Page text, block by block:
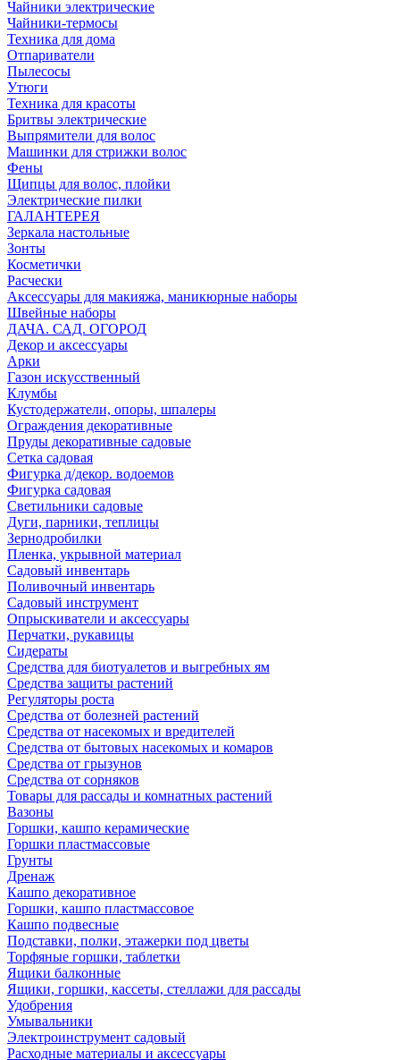
Чайники электрические
Чайники-термосы
Техника для дома
Отпариватели
Пылесосы
Утюги
Техника для красоты
Бритвы электрические
Выпрямители для волос
Машинки для стрижки волос
Фены
Щипцы для волос, плойки
Электрические пилки
ГАЛАНТЕРЕЯ
Зеркала настольные
Зонты
Косметички
Расчески
Аксессуары для макияжа, маникюрные наборы
Швейные наборы
ДАЧА. САД. ОГОРОД
Декор и аксессуары
Арки
Газон искусственный
Клумбы
Кустодержатели, опоры, шпалеры
Ограждения декоративные
Пруды декоративные садовые
Сетка садовая
Фигурка д/декор. водоемов
Фигурка садовая
Светильники садовые
Дуги, парники, теплицы
Зернодробилки
Пленка, укрывной материал
Садовый инвентарь
Поливочный инвентарь
Садовый инструмент
Опрыскиватели и аксессуары
Перчатки, рукавицы
Сидераты
Средства для биотуалетов и выгребных ям
Средства защиты растений
Регуляторы роста
Средства от болезней растений
Средства от насекомых и вредителей
Средства от бытовых насекомых и комаров
Средства от грызунов
Средства от сорняков
Товары для рассады и комнатных растений
Вазоны
Горшки, кашпо керамические
Горшки пластмассовые
Грунты
Дренаж
Кашпо декоративное
Горшки, кашпо пластмассовое
Кашпо подвесные
Подставки, полки, этажерки под цветы
Торфяные горшки, таблетки
Ящики балконные
Ящики, горшки, кассеты, стеллажи для рассады
Удобрения
Умывальники
Электроинструмент садовый
Расходные материалы и аксессуары